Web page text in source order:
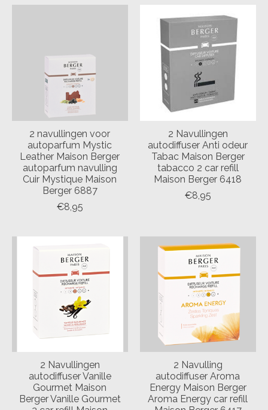
2 navullingen voor
autoparfum Mystic
Leather Maison Berger
autoparfum navulling
Cuir Mystique Maison
Berger 6887
€8,95
2 Navullingen
autodiffuser Anti odeur
Tabac Maison Berger
tabacco 2 car refill
Maison Berger 6418
€8,95
2 Navullingen
autodiffuser Vanille
Gourmet Maison
Berger Vanille Gourmet
2 Navulling
autodiffuser Aroma
Energy Maison Berger
Aroma Energy car refill